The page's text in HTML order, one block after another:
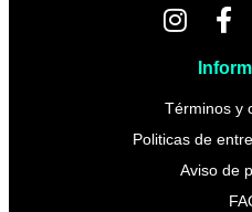
Términos y
Politicas de
Aviso de